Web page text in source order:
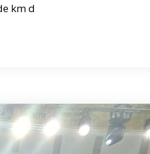
km d